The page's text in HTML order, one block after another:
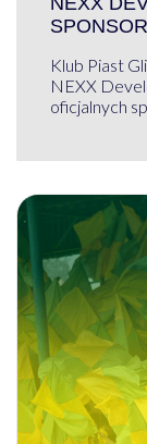
Klub Piast
NEXX
oficjalnych